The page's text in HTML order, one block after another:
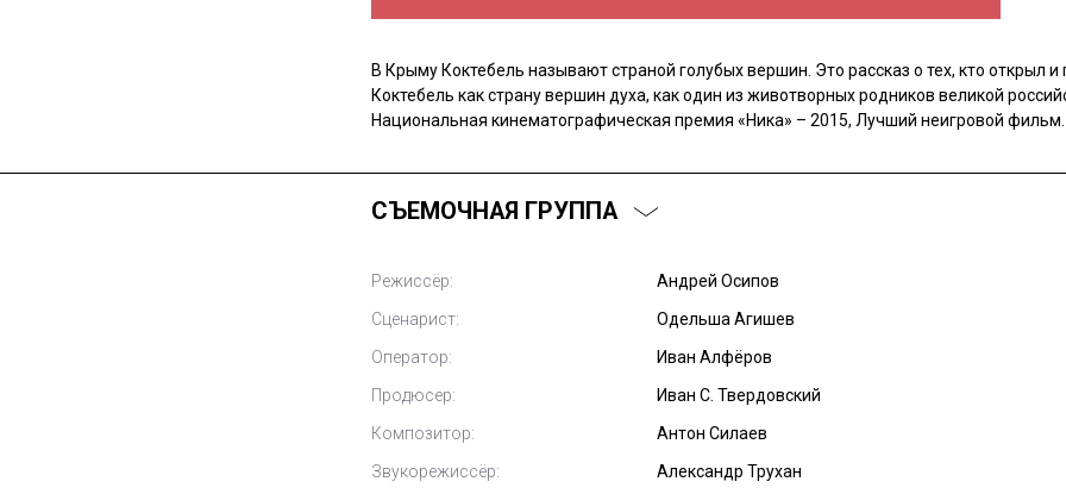
В Крыму Коктебель называют страной голубых вершин. Это рассказ о тех, кто открыл и
Коктебель как страну вершин духа, как один из животворных родников великой
Национальная кинематографическая премия «Ника» – 2015, Лучший неигровой фильм.
СЪЕМОЧНАЯ ГРУППА
Режиссёр:
Андрей Осипов
Сценарист:
Одельша Агишев
Оператор:
Иван Алфёров
Продюсер:
Иван С. Твердовский
Композитор:
Антон Силаев
Звукорежиссёр:
Александр Трухан